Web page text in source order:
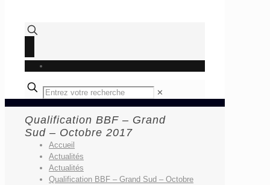
✕
Qualification BBF – Grand
Sud – Octobre 2017
Accueil
Actualités
Actualités
Qualification BBF – Grand Sud – Octobre